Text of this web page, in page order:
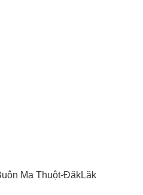
Ma Thuột-ĐăkLăk